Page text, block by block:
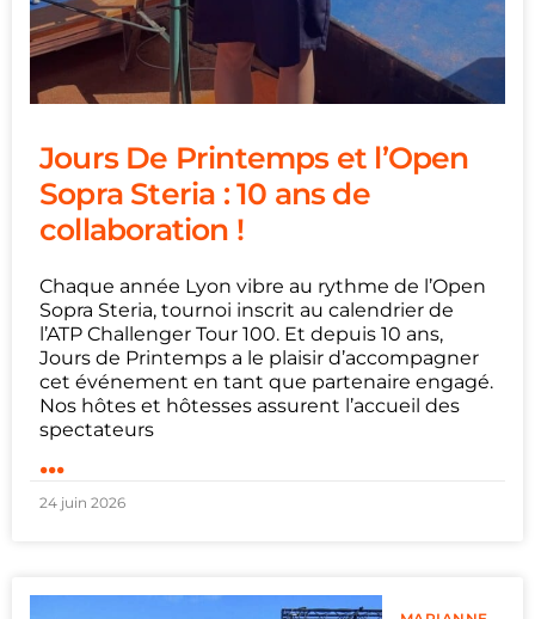
Jours De Printemps et l’Open
Sopra Steria : 10 ans de
collaboration !
Chaque année Lyon vibre au rythme de l’Open
Sopra Steria, tournoi inscrit au calendrier de
l’ATP Challenger Tour 100. Et depuis 10 ans,
Jours de Printemps a le plaisir d’accompagner
cet événement en tant que partenaire engagé.
Nos hôtes et hôtesses assurent l’accueil des
spectateurs
...
24 juin 2026